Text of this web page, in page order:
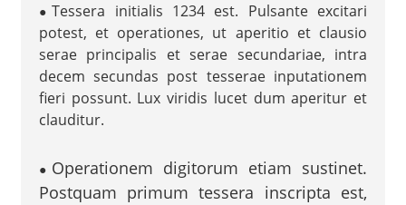
●Tessera initialis 1234 est. Pulsante excitari
potest, et operationes, ut aperitio et clausio
serae principalis et serae secundariae, intra
decem secundas post tesserae inputationem
fieri possunt. Lux viridis lucet dum aperitur et
clauditur.
● Operationem digitorum etiam sustinet.
Postquam primum tessera inscripta est,